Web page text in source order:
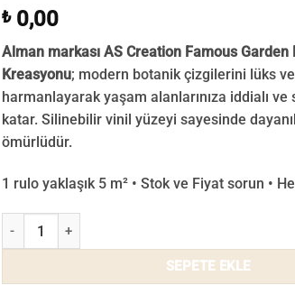
₺0,00
Alman markası AS Creation Famous Garden
Kreasyonu; modern botanik çizgilerini lüks
harmanlayarak yaşam alanlarınıza iddialı ve
katar. Silinebilir vinil yüzeyi sayesinde
ömürlüdür.
1 rulo yaklaşık 5 m² • Stok ve Fiyat sorun •
Famous Garden Duvar Kağıdı 39352-1 adet
SEPETE EKLE